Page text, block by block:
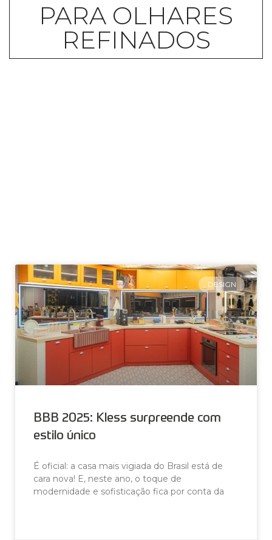
PARA OLHARES
REFINADOS
DESIGN
BBB 2025: Kless surpreende com
estilo único
É oficial: a casa mais vigiada do Brasil está de
cara nova! E, neste ano, o toque de
modernidade e sofisticação fica por conta da